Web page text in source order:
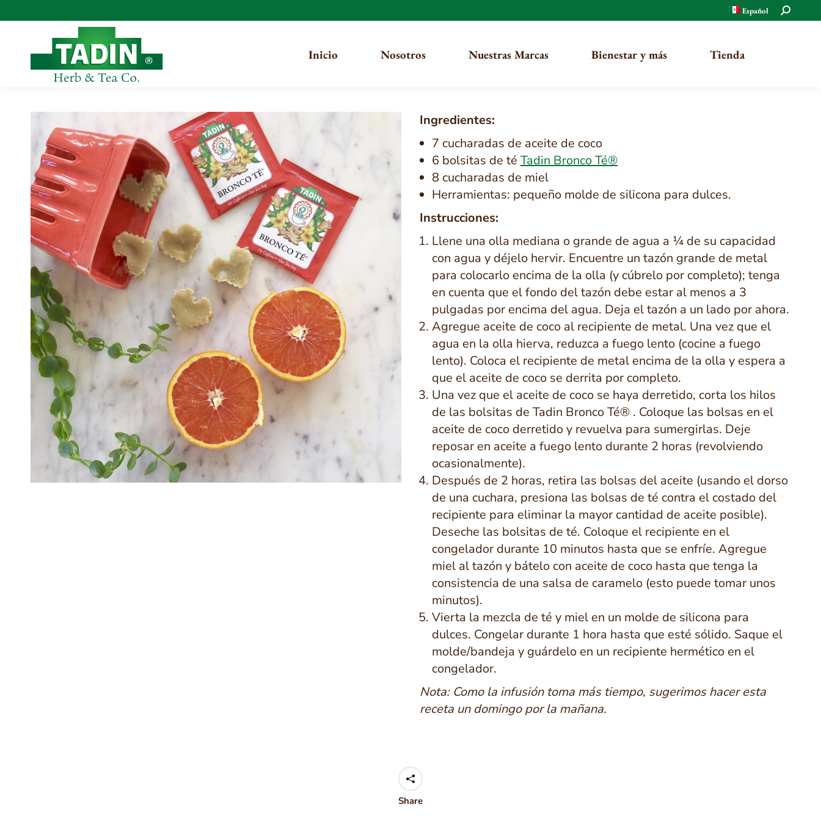
Español Buscar:
Inicio Nosotros Nuestras Marcas Bienestar y más Tienda
Ingredientes:
7 cucharadas de aceite de coco
6 bolsitas de té Tadin Bronco Té®
8 cucharadas de miel
Herramientas: pequeño molde de silicona para dulces.
Instrucciones:
Llene una olla mediana o grande de agua a ¼ de su capacidad
con agua y déjelo hervir. Encuentre un tazón grande de metal
para colocarlo encima de la olla (y cúbrelo por completo); tenga
en cuenta que el fondo del tazón debe estar al menos a 3
pulgadas por encima del agua. Deja el tazón a un lado por ahora.
Agregue aceite de coco al recipiente de metal. Una vez que el
agua en la olla hierva, reduzca a fuego lento (cocine a fuego
lento). Coloca el recipiente de metal encima de la olla y espera a
que el aceite de coco se derrita por completo.
Una vez que el aceite de coco se haya derretido, corta los hilos
de las bolsitas de Tadin Bronco Té® . Coloque las bolsas en el
aceite de coco derretido y revuelva para sumergirlas. Deje
reposar en aceite a fuego lento durante 2 horas (revolviendo
ocasionalmente).
Después de 2 horas, retira las bolsas del aceite (usando el dorso
de una cuchara, presiona las bolsas de té contra el costado del
recipiente para eliminar la mayor cantidad de aceite posible).
Deseche las bolsitas de té. Coloque el recipiente en el
congelador durante 10 minutos hasta que se enfríe. Agregue
miel al tazón y bátelo con aceite de coco hasta que tenga la
consistencia de una salsa de caramelo (esto puede tomar unos
minutos).
Vierta la mezcla de té y miel en un molde de silicona para
dulces. Congelar durante 1 hora hasta que esté sólido. Saque el
molde/bandeja y guárdelo en un recipiente hermético en el
congelador.
Nota: Como la infusión toma más tiempo, sugerimos hacer esta
receta un domingo por la mañana.
Share